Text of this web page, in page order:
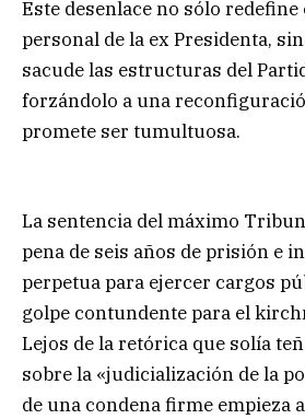
Este desenlace no sólo
personal de la ex Presidenta,
sacude las estructuras del
forzándolo a una
promete ser tumultuosa.
La sentencia del máximo
pena de seis años de prisión e
perpetua para ejercer cargos
golpe contundente para el
Lejos de la retórica que solía
sobre la «judicialización de la
de una condena firme empieza